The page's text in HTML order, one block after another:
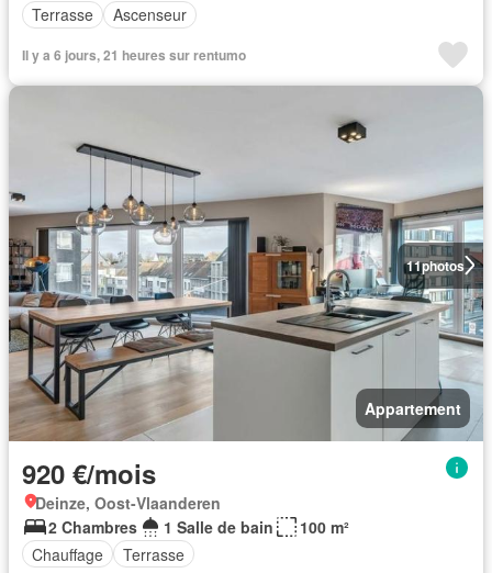
Terrasse
Ascenseur
Il y a 6 jours, 21 heures sur rentumo
11photos
Appartement
920 €/mois
Deinze, Oost-Vlaanderen
2 Chambres
1 Salle de bain
100 m²
Chauffage
Terrasse